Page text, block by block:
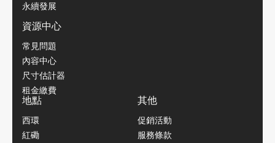
永續發展
資源中心
常見問題
內容中心
尺寸估計器
租金繳費
地點
西環
紅磡
其他
促銷活動
服務條款